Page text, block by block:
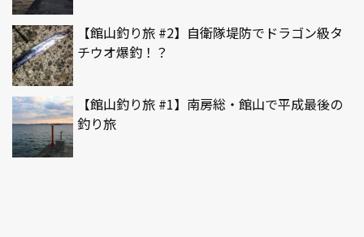
【館山釣り旅 #2】自衛隊堤防でドラゴン級タ
チウオ爆釣！？
【館山釣り旅 #1】南房総・館山で平成最後の
釣り旅